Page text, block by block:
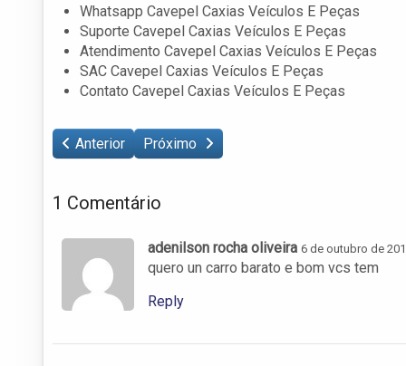
Whatsapp Cavepel Caxias Veículos E Peças
Suporte Cavepel Caxias Veículos E Peças
Atendimento Cavepel Caxias Veículos E Peças
SAC Cavepel Caxias Veículos E Peças
Contato Cavepel Caxias Veículos E Peças
Anterior Próximo
1 Comentário
adenilson rocha oliveira 6 de outubro de
quero un carro barato e bom vcs tem
Reply